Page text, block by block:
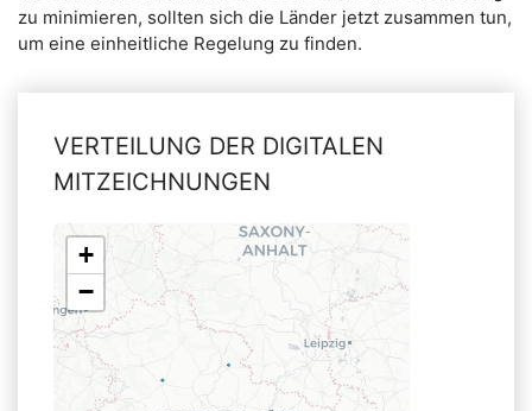
zu minimieren, sollten sich die Länder jetzt zusammen tun,
um eine einheitliche Regelung zu finden.
VERTEILUNG DER DIGITALEN
MITZEICHNUNGEN
+
−